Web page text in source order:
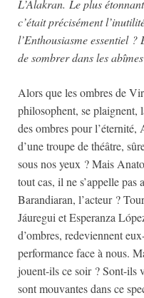
L’Alakran. Le plus
c’était précisément
l’Enthousiasme essentiel ?
de sombrer dans les
Alors que les ombres de
philosophent, se plaignent,
des ombres pour
d’une troupe de théâtre,
sous nos yeux ? Mais
tout cas, il ne s’appelle
Barandiaran, l’acteur ?
Jáuregui et Esperanza
d’ombres, redeviennent
performance face à nous.
jouent-ils ce soir ? Sont-ils
sont mouvantes dans ce